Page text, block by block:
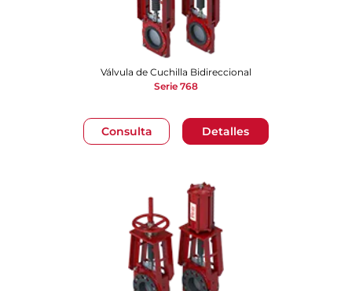
Consulta Detalles
Válvula de Cuchilla Bidireccional
Serie 768